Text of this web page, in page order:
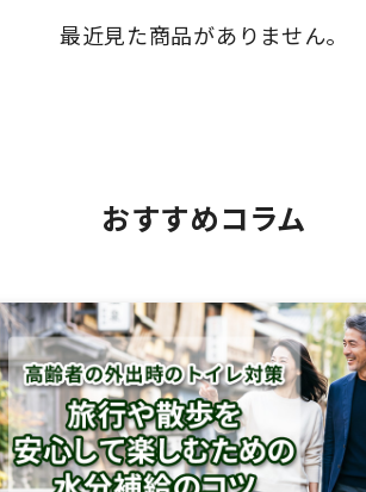
最近見た商品がありません。
おすすめコラム